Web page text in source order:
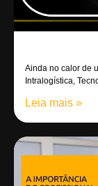
Ainda no calor de
Intralogística,
Leia mais »